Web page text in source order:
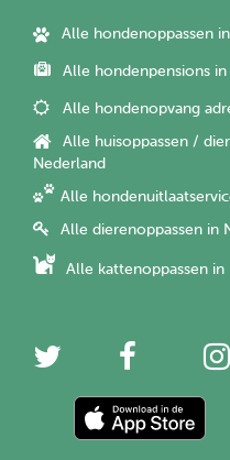
Alle hondenoppassen
Alle hondenpensions
Alle hondenopvang
Alle huisoppassen /
Nederland
Alle
Alle dierenoppassen in
Alle kattenoppassen in